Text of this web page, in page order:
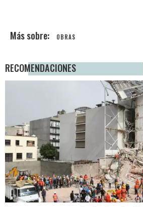
OBRAS
RECOMENDACIONES